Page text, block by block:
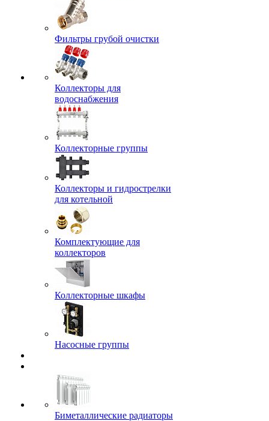
Фильтры грубой очистки
Коллекторы для
водоснабжения
Коллекторные группы
Коллекторы и гидрострелки
для котельной
Комплектующие для
коллекторов
Коллекторные шкафы
Насосные группы
Биметаллические радиаторы